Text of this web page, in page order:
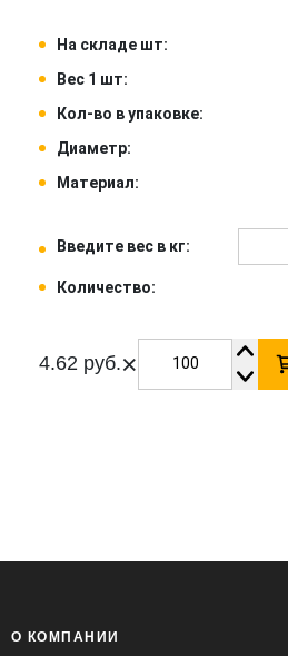
На складе шт:
Вес 1 шт:
Кол-во в упаковке:
Диаметр:
Материал:
Введите вес в кг:
Количество:
4.62 руб.×
О КОМПАНИИ